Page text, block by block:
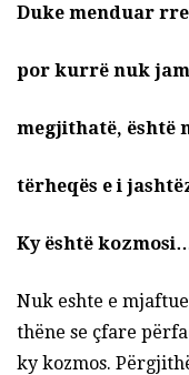
Duke menduar
por kurrë nuk
megjithatë, është
tërheqës e i
Ky është
Nuk eshte e
thëne se çfare
ky kozmos.